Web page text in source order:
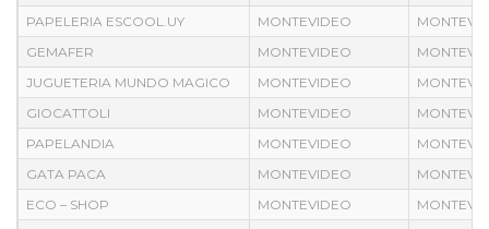
PAPELERIA ESCOOL.UY
MONTEVIDEO
GEMAFER
MONTEVIDEO
JUGUETERIA MUNDO MAGICO
MONTEVIDEO
GIOCATTOLI
MONTEVIDEO
PAPELANDIA
MONTEVIDEO
GATA PACA
MONTEVIDEO
ECO – SHOP
MONTEVIDEO